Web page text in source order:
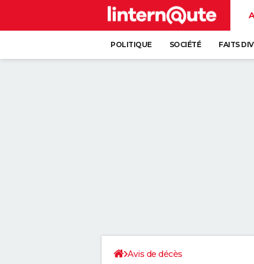
POLITIQUE SOCIÉTÉ FAITS
Avis de décès